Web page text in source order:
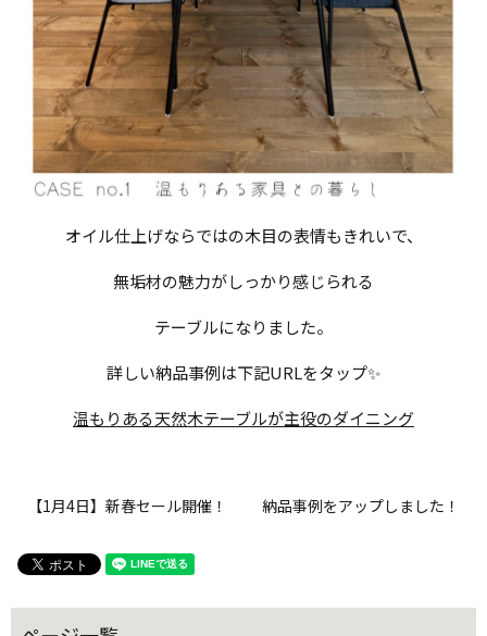
オイル仕上げならではの木目の表情もきれいで、
無垢材の魅力がしっかり感じられる
テーブルになりました。
詳しい納品事例は下記URLをタップ✨
温もりある天然木テーブルが主役のダイニング
【1月4日】新春セール開催！ 納品事例をアップしました！